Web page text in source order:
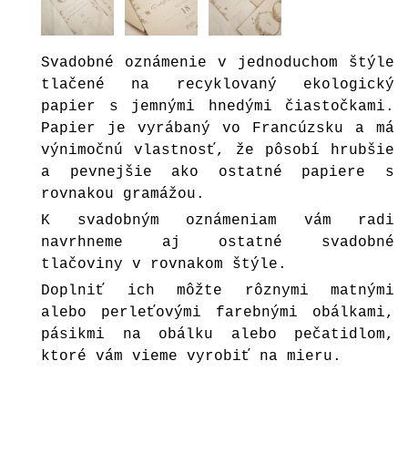
Svadobné oznámenie v jednoduchom štýle
tlačené na recyklovaný ekologický
papier s jemnými hnedými čiastočkami.
Papier je vyrábaný vo Francúzsku a má
výnimočnú vlastnosť, že pôsobí hrubšie
a pevnejšie ako ostatné papiere s
rovnakou gramážou.
K svadobným oznámeniam vám radi
navrhneme aj ostatné svadobné
tlačoviny v rovnakom štýle.
Doplniť ich môžte rôznymi matnými
alebo perleťovými farebnými obálkami,
pásikmi na obálku alebo pečatidlom,
ktoré vám vieme vyrobiť na mieru.